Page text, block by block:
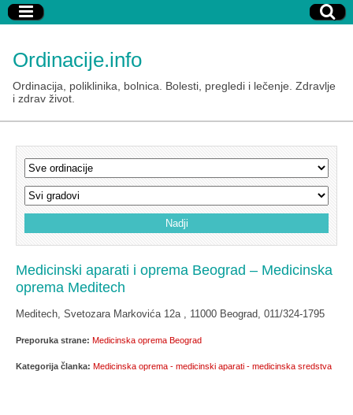
Ordinacije.info
Ordinacija, poliklinika, bolnica. Bolesti, pregledi i lečenje. Zdravlje
i zdrav život.
Medicinski aparati i oprema Beograd – Medicinska
oprema Meditech
Meditech, Svetozara Markovića 12a , 11000 Beograd, 011/324-1795
Preporuka strane: Medicinska oprema Beograd
Kategorija članka: Medicinska oprema - medicinski aparati - medicinska sredstva